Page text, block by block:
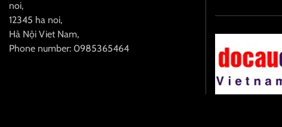
noi,
12345 ha noi,
Hà Nội Viet Nam,
Phone number: 0985365464